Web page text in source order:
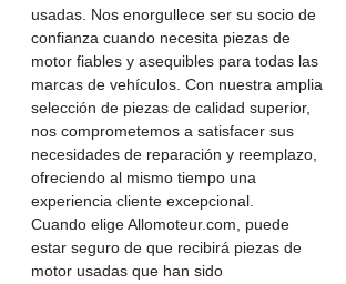
usadas. Nos enorgullece ser su socio de
confianza cuando necesita piezas de
motor fiables y asequibles para todas las
marcas de vehículos. Con nuestra amplia
selección de piezas de calidad superior,
nos comprometemos a satisfacer sus
necesidades de reparación y reemplazo,
ofreciendo al mismo tiempo una
experiencia cliente excepcional.
Cuando elige Allomoteur.com, puede
estar seguro de que recibirá piezas de
motor usadas que han sido